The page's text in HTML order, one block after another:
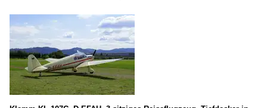
EC-155 B Dauphin
Puma / Super Puma
McDonnell Douglas
MD-900/902 Explorer